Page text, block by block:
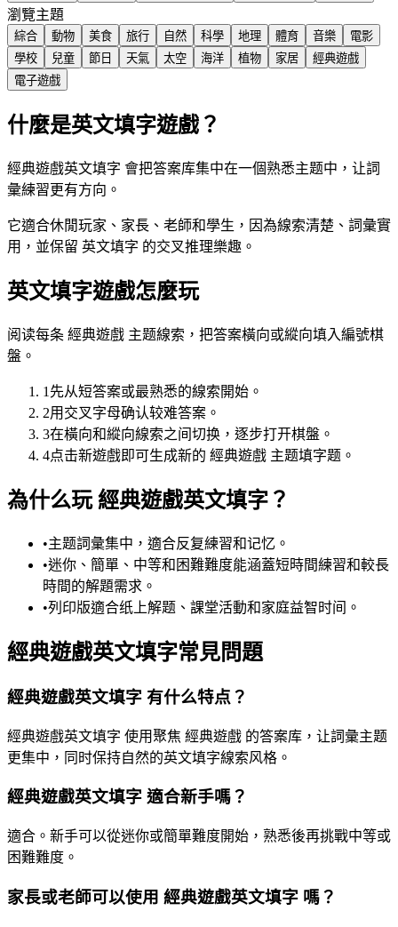
瀏覽主題
綜合 動物 美食 旅行 自然 科學 地理 體育 音樂
電影
學校
兒童 節日 天氣 太空 海洋 植物 家居
經典遊戲
電子遊戲
什麼是英文填字遊戲？
經典遊戲英文填字 會把答案库集中在一個熟悉主题中，让詞
彙練習更有方向。
它適合休閒玩家、家長、老師和學生，因為線索清楚、詞彙實
用，並保留 英文填字 的交叉推理樂趣。
英文填字遊戲怎麼玩
阅读每条 經典遊戲 主题線索，把答案橫向或縱向填入編號棋
盤。
1 先从短答案或最熟悉的線索開始。
2用交叉字母确认较难答案。
3在橫向和縱向線索之间切换，逐步打开棋盤。
4点击新遊戲即可生成新的 經典遊戲 主题填字题。
為什么玩 經典遊戲英文填字？
•主题詞彙集中，適合反复練習和记忆。
•迷你、簡單、中等和困難難度能涵蓋短時間練習和較長
時間的解題需求。
•列印版適合纸上解题、課堂活動和家庭益智时间。
經典遊戲英文填字常見問題
經典遊戲英文填字 有什么特点？
經典遊戲英文填字 使用聚焦 經典遊戲 的答案库，让詞彙主题
更集中，同时保持自然的英文填字線索风格。
經典遊戲英文填字 適合新手嗎？
適合。新手可以從迷你或簡單難度開始，熟悉後再挑戰中等或
困難難度。
家長或老師可以使用 經典遊戲英文填字 嗎？